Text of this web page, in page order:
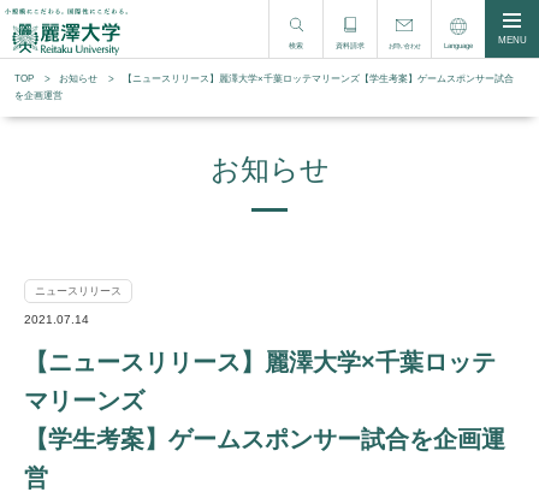
検索 資料請求 お問い合わせ Language MENU
TOP お知らせ
【ニュースリリース】麗澤大学×千葉ロッテマリーンズ【学生考案】ゲームスポンサー試合
を企画運営
お知らせ
ニュースリリース
2021.07.14
【ニュースリリース】麗澤大学×千葉ロッテ
マリーンズ
【学生考案】ゲームスポンサー試合を企画運
営